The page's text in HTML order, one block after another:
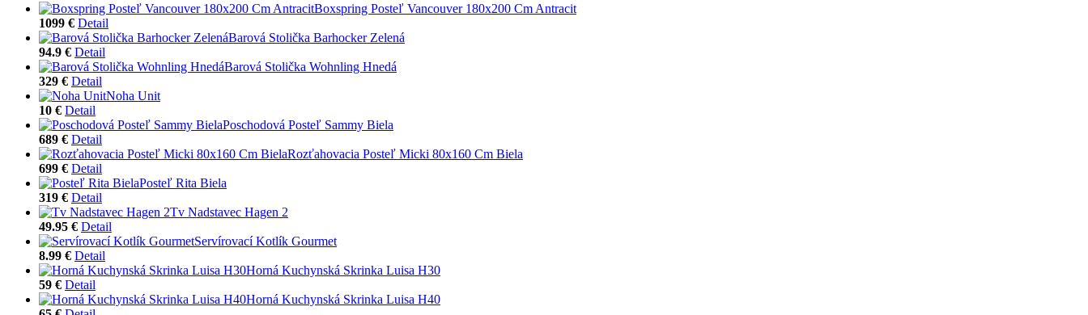
Boxspring Posteľ Vancouver 180x200 Cm Antracit
1099 € Detail
Barová Stolička Barhocker Zelená
94.9 € Detail
Barová Stolička Wohnling Hnedá
329 € Detail
Noha Unit
10 € Detail
Poschodová Posteľ Sammy Biela
689 € Detail
Rozťahovacia Posteľ Micki 80x160 Cm Biela
699 € Detail
Posteľ Rita Biela
319 € Detail
Tv Nadstavec Hagen 2
49.95 € Detail
Servírovací Kotlík Gourmet
8.99 € Detail
Horná Kuchynská Skrinka Luisa H30
59 € Detail
Horná Kuchynská Skrinka Luisa H40